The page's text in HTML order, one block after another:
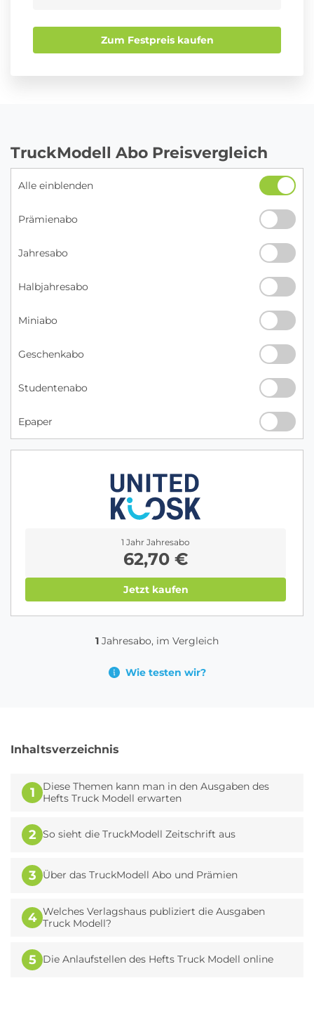
Zum Festpreis kaufen
TruckModell Abo Preisvergleich
Alle einblenden
Prämienabo
Jahresabo
Halbjahresabo
Miniabo
Geschenkabo
Studentenabo
Epaper
1 Jahr Jahresabo
62,70 €
Jetzt kaufen
1 Jahresabo, im Vergleich
Wie testen wir?
Inhaltsverzeichnis
1
Diese Themen kann man in den Ausgaben des
Hefts Truck Modell erwarten
2 So sieht die TruckModell Zeitschrift aus
3 Über das TruckModell Abo und Prämien
4 Welches Verlagshaus publiziert die Ausgaben
Truck Modell?
5 Die Anlaufstellen des Hefts Truck Modell online